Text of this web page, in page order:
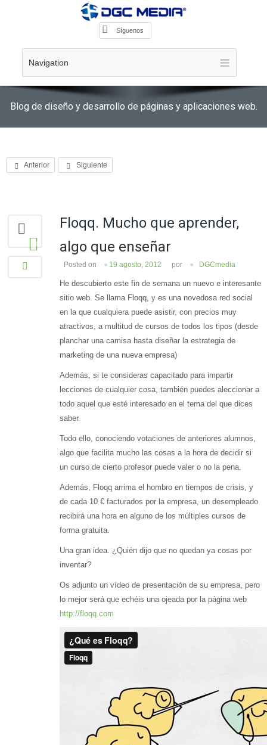
Síguenos
Navigation
Blog de diseño y desarrollo de páginas y aplicaciones web.
Anterior Siguiente
0
Floqq. Mucho que aprender,
algo que enseñar
Posted on 19 agosto, 2012 por DGCmedia
He descubierto este fin de semana un nuevo e interesante
sitio web. Se llama Floqq, y es una novedosa red social
en la que cualquiera puede asistir, con precios muy
atractivos, a multitud de cursos de todos los tipos (desde
planchar una camisa hasta diseñar la estrategia de
marketing de una nueva empresa)
Además, si te consideras capacitado para impartir
lecciones de cualquier cosa, también puedes aleccionar a
todo aquel que esté interesado en el tema del que dices
saber.
Todo ello, conociendo votaciones de anteriores alumnos,
algo que facilita mucho las cosas a la hora de decidir si
un curso de cierto profesor puede valer o no la pena.
Además, Floqq arrima el hombro en tiempos de crisis, y
de cada 10 € facturados por la empresa, un desempleado
recibirá una hora en alguno de los múltiples cursos de
forma gratuita.
Una gran idea. ¿Quién dijo que no quedan ya cosas por
inventar?
Os adjunto un vídeo de presentación de su empresa, pero
lo mejor será que echéis una ojeada por la página web
http://floqq.com